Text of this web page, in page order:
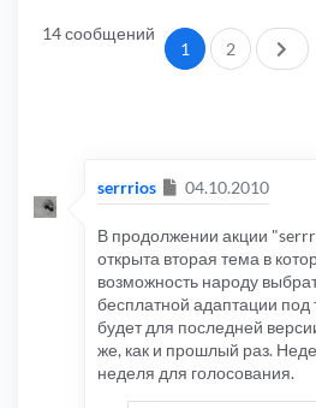
14 сообщений
1 2
serrrios Сообщение
04.10.2010
В продолжении акции
открыта вторая тема в
возможность народу
бесплатной адаптации под
будет для последней
же, как и прошлый раз.
неделя для голосования.